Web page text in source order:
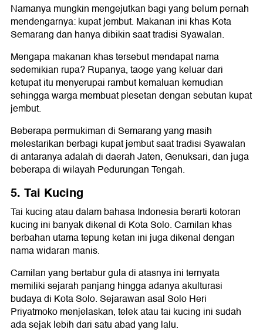
Namanya mungkin mengejutkan bagi yang belum pernah
mendengarnya: kupat jembut. Makanan ini khas Kota
Semarang dan hanya dibikin saat tradisi Syawalan.
Mengapa makanan khas tersebut mendapat nama
sedemikian rupa? Rupanya, taoge yang keluar dari
ketupat itu menyerupai rambut kemaluan kemudian
sehingga warga membuat plesetan dengan sebutan kupat
jembut.
Beberapa permukiman di Semarang yang masih
melestarikan berbagi kupat jembut saat tradisi Syawalan
di antaranya adalah di daerah Jaten, Genuksari, dan juga
beberapa di wilayah Pedurungan Tengah.
5. Tai Kucing
Tai kucing atau dalam bahasa Indonesia berarti kotoran
kucing ini banyak dikenal di Kota Solo. Camilan khas
berbahan utama tepung ketan ini juga dikenal dengan
nama widaran manis.
Camilan yang bertabur gula di atasnya ini ternyata
memiliki sejarah panjang hingga adanya akulturasi
budaya di Kota Solo. Sejarawan asal Solo Heri
Priyatmoko menjelaskan, telek atau tai kucing ini sudah
ada sejak lebih dari satu abad yang lalu.